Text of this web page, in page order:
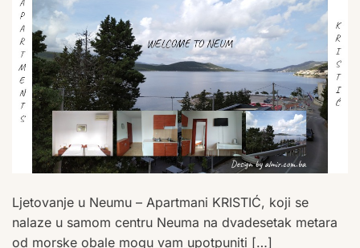
Ljetovanje u Neumu – Apartmani KRISTIĆ, koji se
nalaze u samom centru Neuma na dvadesetak metara
od morske obale mogu vam upotpuniti […]